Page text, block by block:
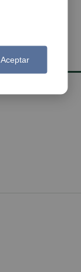
Aceptar